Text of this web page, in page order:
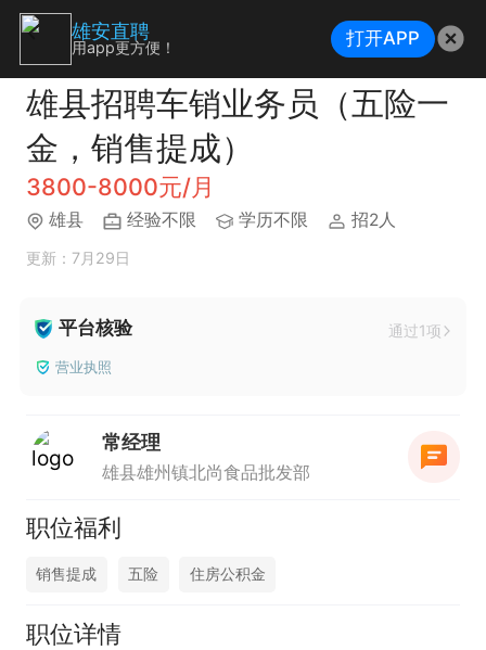
雄县招聘车销业务员（五险一
金，销售提成）
3800-8000元/月
雄县 经验不限 学历不限 招2人
更新：7月29日
平台核验 通过1项
营业执照
常经理
雄县雄州镇北尚食品批发部
职位福利
销售提成 五险 住房公积金
职位详情
雄安直聘
用app更方便！ 打开APP